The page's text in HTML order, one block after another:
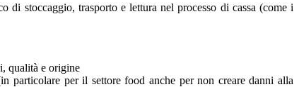
di stoccaggio, trasporto e lettura nel processo di cassa (come i
qualità e origine
particolare per il settore food anche per non creare danni alla